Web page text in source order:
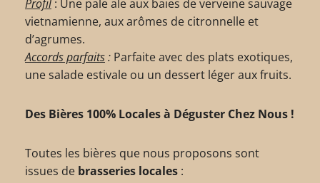
Profil: Une pale ale aux baies de verveine sauvage
vietnamienne, aux arômes de citronnelle et
d’agrumes.
Accords parfaits: Parfaite avec des plats exotiques,
une salade estivale ou un dessert léger aux fruits.
Des Bières 100% Locales à Déguster Chez Nous !
Toutes les bières que nous proposons sont
issues de brasseries locales :